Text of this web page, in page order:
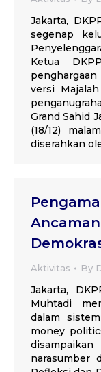
Jakarta,
segenap
Ketua
versi
Grand Sahid
(18/12)
diserahkan
Aktivitas By
Jakarta,
Muhtadi
dalam
money
narasumber